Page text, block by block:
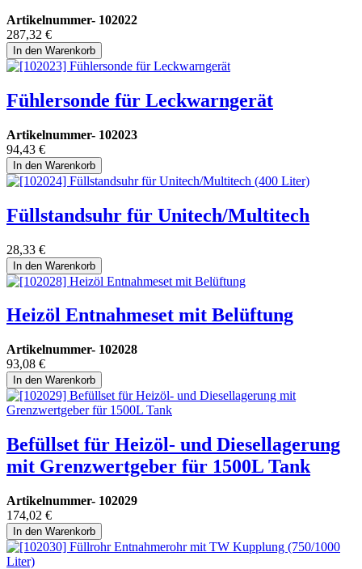
Artikelnummer- 102022
287,32 €
In den Warenkorb
Fühlersonde für Leckwarngerät
Artikelnummer- 102023
94,43 €
In den Warenkorb
Füllstandsuhr für Unitech/Multitech
28,33 €
In den Warenkorb
Heizöl Entnahmeset mit Belüftung
Artikelnummer- 102028
93,08 €
In den Warenkorb
Befüllset für Heizöl- und Diesellagerung
mit Grenzwertgeber für 1500L Tank
Artikelnummer- 102029
174,02 €
In den Warenkorb